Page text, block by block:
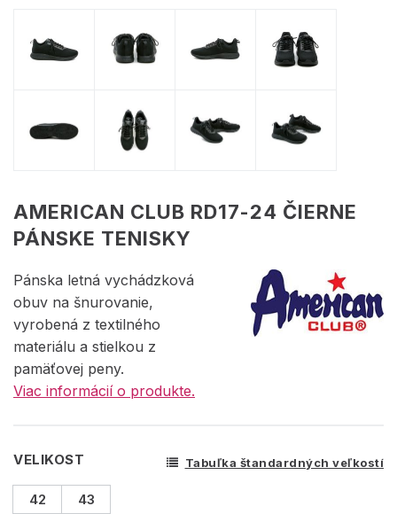
AMERICAN CLUB RD17-24 ČIERNE
PÁNSKE TENISKY
Pánska letná vychádzková
obuv na šnurovanie,
vyrobená z textilného
materiálu a stielkou z
pamäťovej peny.
Viac informácií o produkte.
VELIKOST Tabuľka štandardných veľkostí
42 43